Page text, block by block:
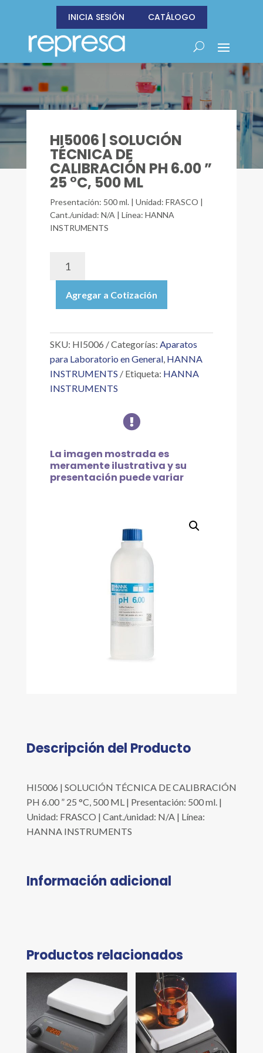
INICIA SESIÓN CATÁLOGO
HI5006 | SOLUCIÓN
TÉCNICA DE
CALIBRACIÓN PH 6.00 ”
25 °C, 500 ML
Presentación: 500 ml. | Unidad: FRASCO |
Cant./unidad: N/A | Línea: HANNA
INSTRUMENTS
TÉCNICA
DE
PH
"
25
°C,
Agregar a Cotización
SKU: HI5006 Categorías: Aparatos
para Laboratorio en General, HANNA
INSTRUMENTS
Etiqueta: HANNA
INSTRUMENTS

La imagen mostrada es
meramente ilustrativa y su
presentación puede variar
Descripción del Producto
HI5006 | SOLUCIÓN TÉCNICA DE CALIBRACIÓN
PH 6.00 ” 25 °C, 500 ML | Presentación: 500 ml. |
Unidad: FRASCO | Cant./unidad: N/A | Línea:
HANNA INSTRUMENTS
Información adicional
Productos relacionados